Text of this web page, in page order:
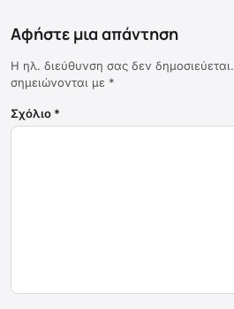
Αφήστε μια απάντηση
Η ηλ. διεύθυνση σας δεν δημοσιεύεται.
σημειώνονται με *
Σχόλιο *